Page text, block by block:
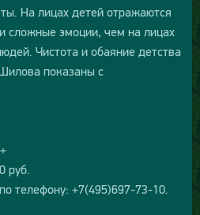
На лицах детей отражаются
сложные эмоции, чем на лицах
Чистота и обаяние детства
показаны с
руб.
телефону: +7(495)697-73-10.